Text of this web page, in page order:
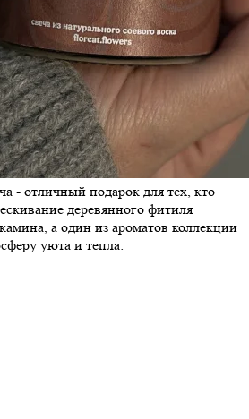
- отличный подарок для тех, кто
деревянного фитиля
а один из ароматов коллекции
уюта и тепла: